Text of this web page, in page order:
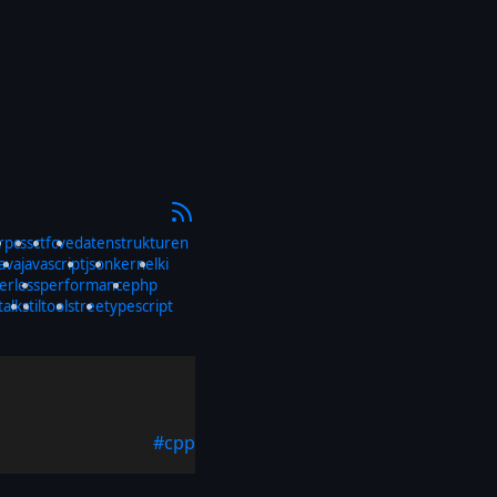
cssctfcvedatenstrukturen
javascriptjsonkernelki
performancephp
tiltoolstreetypescript
#cpp